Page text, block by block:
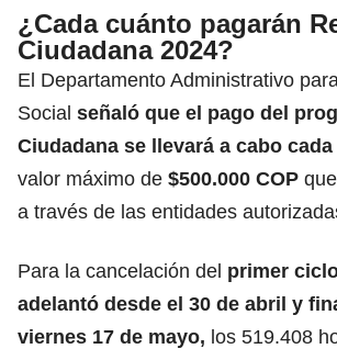
¿Cada cuánto pagarán
Ciudadana 2024?
El Departamento Administrativo
Social señaló que el pago del
Ciudadana se llevará a cabo
valor máximo de $500.000 COP
a través de las entidades
Para la cancelación del primer
adelantó desde el 30 de abril y
viernes 17 de mayo, los 519.408